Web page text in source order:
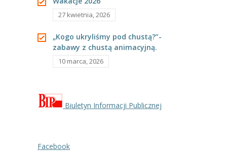
27 kwietnia, 2026
„Kogo ukryliśmy pod chustą?”-
zabawy z chustą animacyjną.
10 marca, 2026
Biuletyn Informacji Publicznej
Facebook